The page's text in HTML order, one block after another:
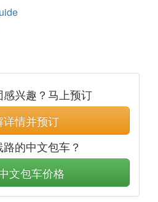
感兴趣？马上预订
详情并预订
的中文包车？
文包车价格